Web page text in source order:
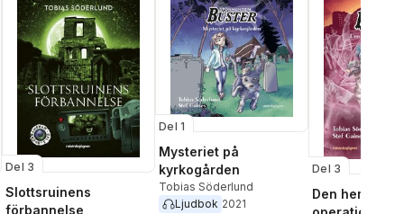
Del 3
Slottsruinens
förbannelse
Del 1
Mysteriet på
kyrkogården
Tobias Söderlund
Ljudbok 2021
Del 3
Den hemliga